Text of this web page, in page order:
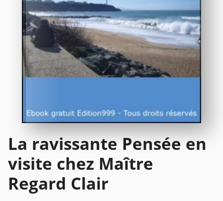
La ravissante Pensée en
visite chez Maître
Regard Clair